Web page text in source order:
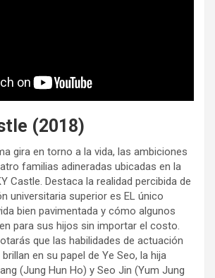
(2018)
gira en torno a la vida, las ambiciones
familias adineradas ubicadas en la
Castle. Destaca la realidad percibida de
universitaria superior es EL único
bien pavimentada y cómo algunos
para sus hijos sin importar el costo.
que las habilidades de actuación
en su papel de Ye Seo, la hija
(Jung Hun Ho) y Seo Jin (Yum Jung